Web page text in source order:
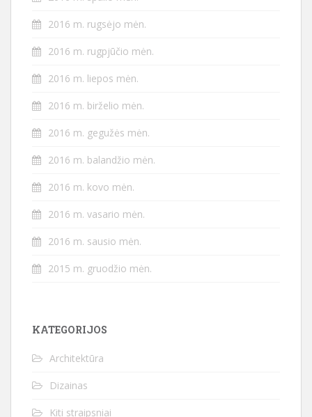
2016 m. rugsėjo mėn.
2016 m. rugpjūčio mėn.
2016 m. liepos mėn.
2016 m. birželio mėn.
2016 m. gegužės mėn.
2016 m. balandžio mėn.
2016 m. kovo mėn.
2016 m. vasario mėn.
2016 m. sausio mėn.
2015 m. gruodžio mėn.
KATEGORIJOS
Architektūra
Dizainas
Kiti straipsniai